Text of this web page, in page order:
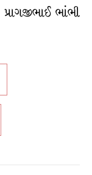
પ્રાગજીભાઈ ભાંભી